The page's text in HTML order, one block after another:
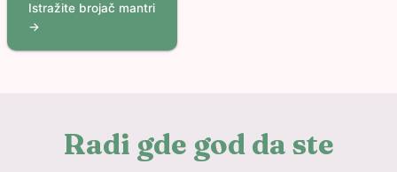
Istražite brojač mantri
→
Radi gde god da ste